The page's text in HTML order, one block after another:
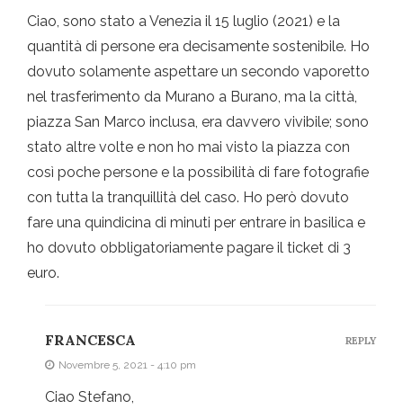
Ciao, sono stato a Venezia il 15 luglio (2021) e la
quantità di persone era decisamente sostenibile. Ho
dovuto solamente aspettare un secondo vaporetto
nel trasferimento da Murano a Burano, ma la città,
piazza San Marco inclusa, era davvero vivibile; sono
stato altre volte e non ho mai visto la piazza con
così poche persone e la possibilità di fare fotografie
con tutta la tranquillità del caso. Ho però dovuto
fare una quindicina di minuti per entrare in basilica e
ho dovuto obbligatoriamente pagare il ticket di 3
euro.
FRANCESCA
Novembre 5, 2021 - 4:10 pm
Ciao Stefano,
REPLY